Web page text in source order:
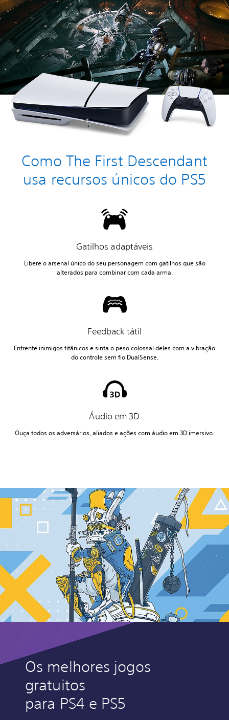
Como The First Descendant
usa recursos únicos do PS5
Gatilhos adaptáveis
Libere o arsenal único do seu personagem com gatilhos que são
alterados para combinar com cada arma.
Feedback tátil
Enfrente inimigos titânicos e sinta o peso colossal deles com a vibração
do controle sem fio DualSense.
Áudio em 3D
Ouça todos os adversários, aliados e ações com áudio em 3D imersivo.
Os melhores jogos
gratuitos
para PS4 e PS5